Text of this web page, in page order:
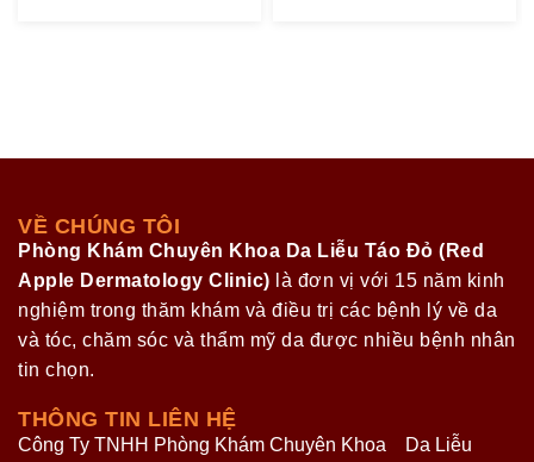
VỀ CHÚNG TÔI
Phòng Khám Chuyên Khoa Da Liễu Táo Đỏ (Red
Apple Dermatology Clinic) là đơn vị với 15 năm kinh
nghiệm trong thăm khám và điều trị các bệnh lý về da
và tóc, chăm sóc và thẩm mỹ da được nhiều bệnh nhân
tin chọn.
THÔNG TIN LIÊN HỆ
Công Ty TNHH Phòng Khám Chuyên Khoa Da Liễu